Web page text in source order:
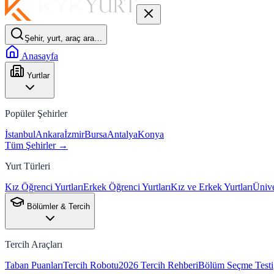
Şehir, yurt, araç ara…
Anasayfa
Yurtlar
Popüler Şehirler
İstanbulAnkaraİzmirBursaAntalyaKonya
Tüm Şehirler →
Yurt Türleri
Kız Öğrenci YurtlarıErkek Öğrenci YurtlarıKız ve Erkek Yurtları
Bölümler & Tercih
Tercih Araçları
Taban PuanlarıTercih Robotu2026 Tercih RehberiBölüm Seçme Testi